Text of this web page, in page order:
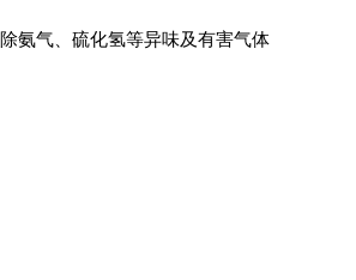
氨气、硫化氢等异味及有害气体